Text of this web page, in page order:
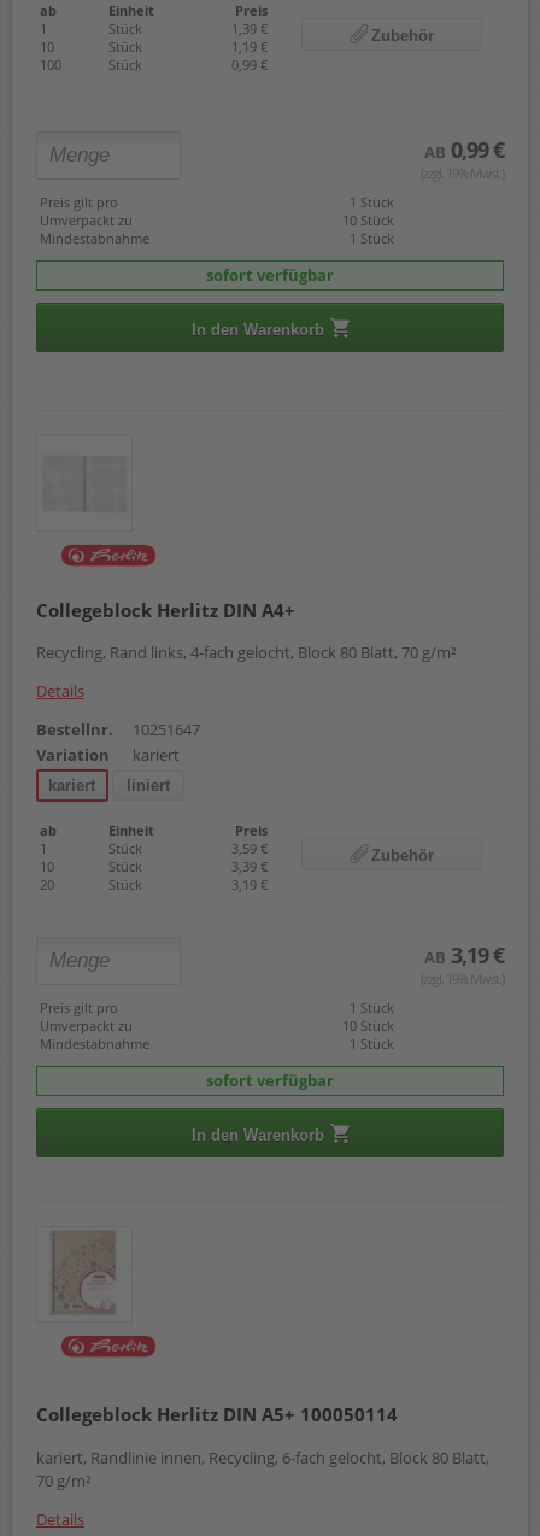
ab Einheit
Preis
1
Stück
1,39 €
10
Stück
1,19 €
100
Stück 0,99 €
Zubehör
AB 0,99 €
(zzgl. 19% Mwst.)
Preis gilt pro
1 Stück
Umverpackt zu
10 Stück
Mindestabnahme
1 Stück
sofort verfügbar
In den Warenkorb
Collegeblock Herlitz DIN A4+
Recycling, Rand links, 4-fach gelocht, Block 80 Blatt, 70 g/m²
Details
Bestellnr.
10251647
Variation
kariert
kariert liniert
ab Einheit
Preis
1
Stück
3,59 €
10
Stück
3,39 €
20
Stück 3,19 €
Zubehör
AB 3,19 €
(zzgl. 19% Mwst.)
Preis gilt pro
1 Stück
Umverpackt zu
10 Stück
Mindestabnahme
1 Stück
sofort verfügbar
In den Warenkorb
Collegeblock Herlitz DIN A5+ 100050114
kariert, Randlinie innen, Recycling, 6-fach gelocht, Block 80 Blatt,
70 g/m²
Details